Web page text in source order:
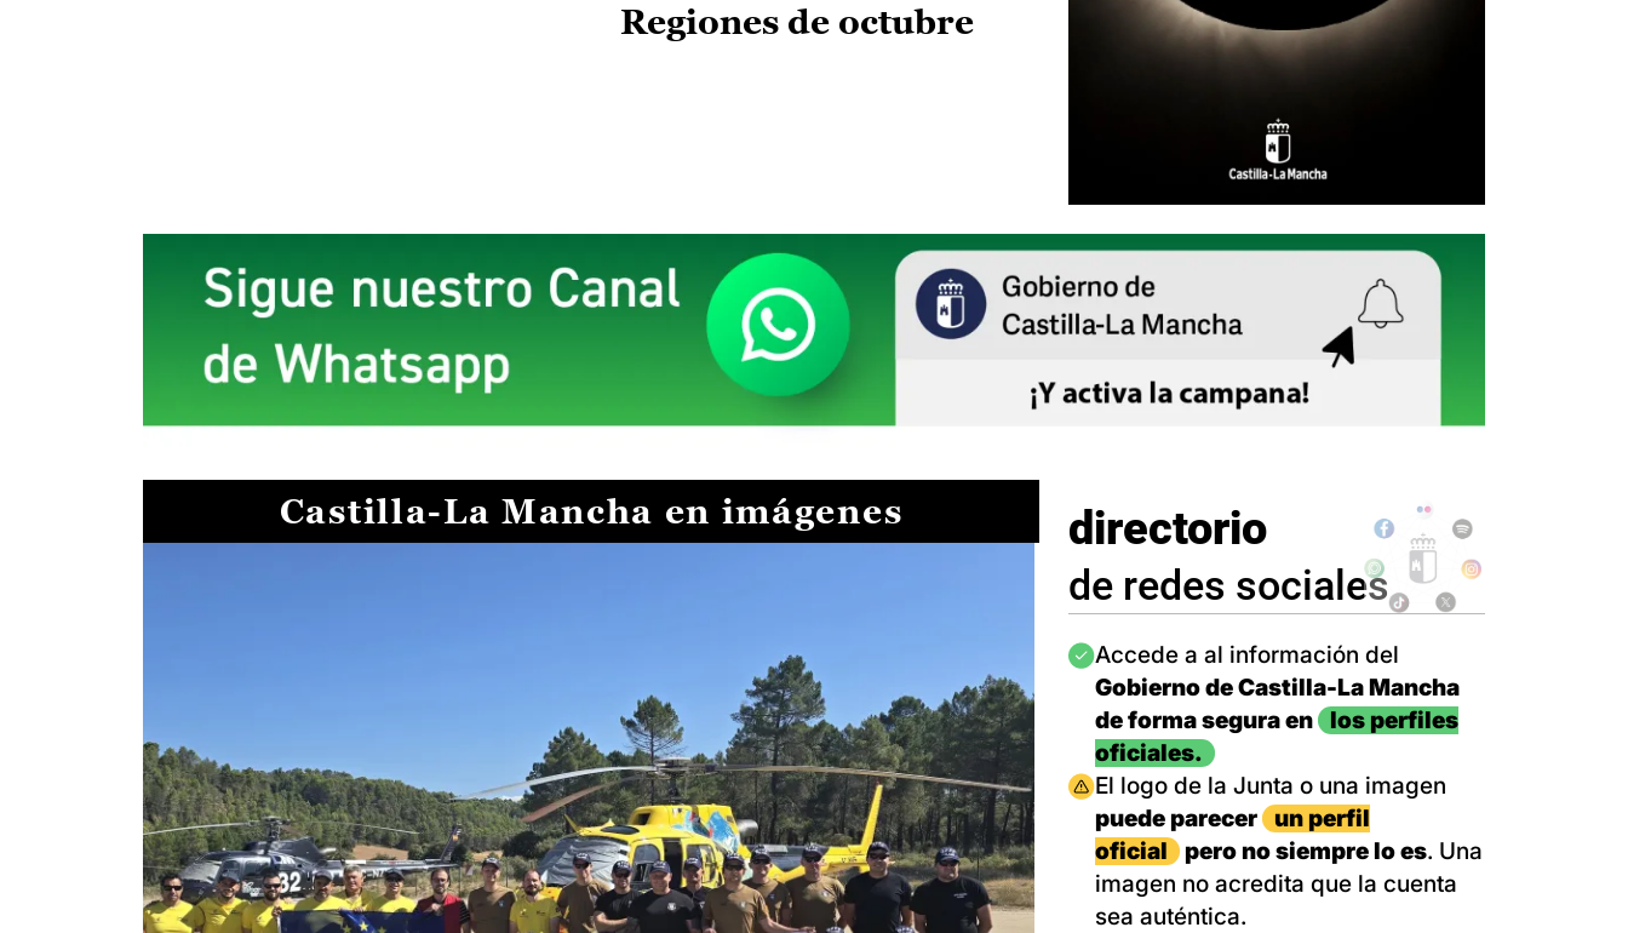
Regiones de octubre
Castilla-La Mancha en imágenes directorio
de redes sociales
Imagen
Accede a al información del
Gobierno de Castilla-La Mancha
de forma segura en
los perfiles
oficiales.
Imagen
El logo de la Junta o una imagen
puede parecer
un perfil
oficial
pero no siempre lo es. Una
imagen no acredita que la cuenta
sea auténtica.